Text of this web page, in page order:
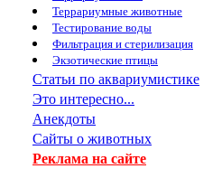
Террариумные животные
Тестирование воды
Фильтрация и стерилизация
Экзотические птицы
Статьи по аквариумистике
Это интересно...
Анекдоты
Сайты о животных
Реклама на сайте